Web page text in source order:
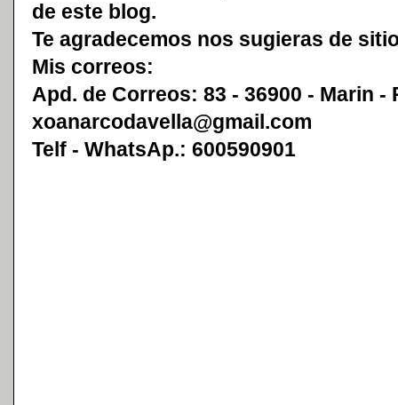
de este blog.
Te agradecemos nos sugieras de
Mis correos:
Apd. de Correos: 83 - 36900 - Marin -
xoanarcodavella@gmail.com
Telf - WhatsAp.: 600590901